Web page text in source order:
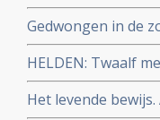
Gedwongen in de
Stolz beschrijft
HELDEN: Twaalf
verder gaan.
Het levende